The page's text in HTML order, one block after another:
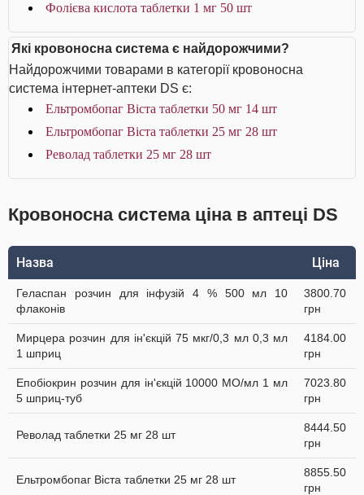
Фолієва кислота таблетки 1 мг 50 шт
Які кровоносна система є найдорожчими?
Найдорожчими товарами в категорії кровоносна
система інтернет-аптеки DS є:
Ельтромбопаг Віста таблетки 50 мг 14 шт
Ельтромбопаг Віста таблетки 25 мг 28 шт
Револад таблетки 25 мг 28 шт
Кровоносна система ціна в аптеці DS
Назва Ціна
Геласпан розчин для інфузій 4 % 500 мл 10
флаконів
3800.70
грн
Мирцера розчин для ін'єкцій 75 мкг/0,3 мл 0,3 мл
1 шприц
4184.00
грн
Епобіокрин розчин для ін'єкцій 10000 МО/мл 1 мл
5 шприц-туб
7023.80
грн
Револад таблетки 25 мг 28 шт
8444.50
грн
Ельтромбопаг Віста таблетки 25 мг 28 шт
8855.50
грн